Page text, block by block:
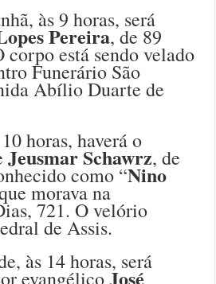
às 9 horas, será
Pereira, de 89
corpo está sendo velado
Funerário São
Abílio Duarte de
horas, haverá o
Jeusmar Schawrz, de
como “Nino
morava na
721. O velório
de Assis.
às 14 horas, será
evangélicoJosé